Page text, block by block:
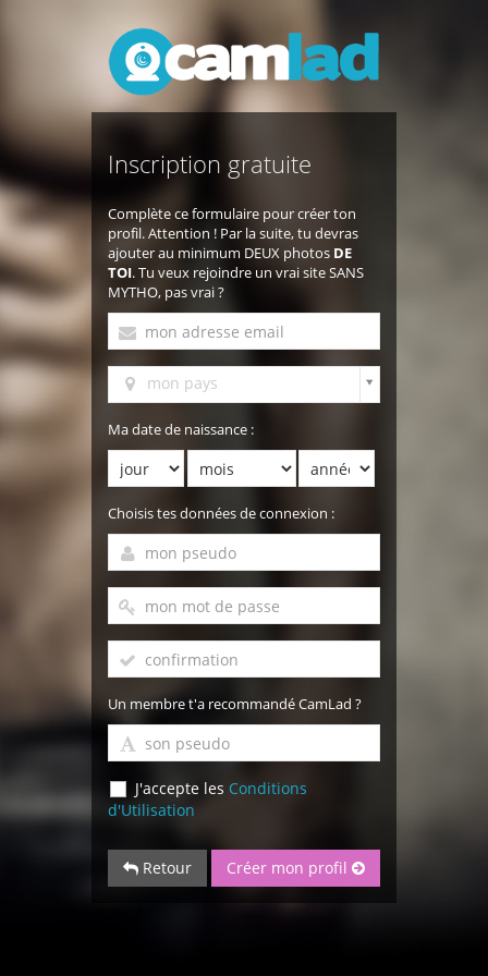
Inscription gratuite
Complète ce formulaire pour créer ton
profil. Attention ! Par la suite, tu devras
ajouter au minimum DEUX photos DE
TOI. Tu veux rejoindre un vrai site SANS
MYTHO, pas vrai ?
mon pays
Ma date de naissance :
Choisis tes données de connexion :
Un membre t'a recommandé CamLad ?
J'accepte les Conditions
d'Utilisation
Retour Créer mon profil